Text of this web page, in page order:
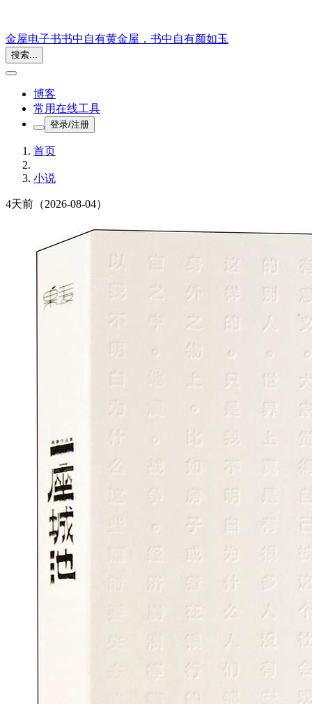
金屋电子书书中自有黄金屋，书中自有颜如玉
搜索...
博客
常用在线工具
登录/注册
首页
小说
4天前 （2026-08-04）